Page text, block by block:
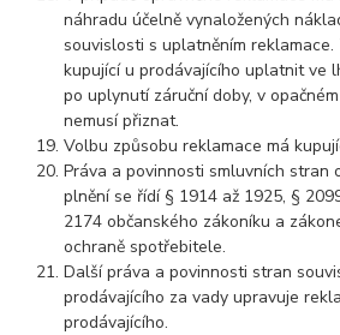
náhradu účelně vynaložených
souvislosti s uplatněním
kupující u prodávajícího uplatnit ve
po uplynutí záruční doby, v
nemusí přiznat.
Volbu způsobu reklamace má
Práva a povinnosti smluvních stran
plnění se řídí § 1914 až 1925, §
2174 občanského zákoníku a
ochraně spotřebitele.
Další práva a povinnosti stran
prodávajícího za vady upravuje
prodávajícího.